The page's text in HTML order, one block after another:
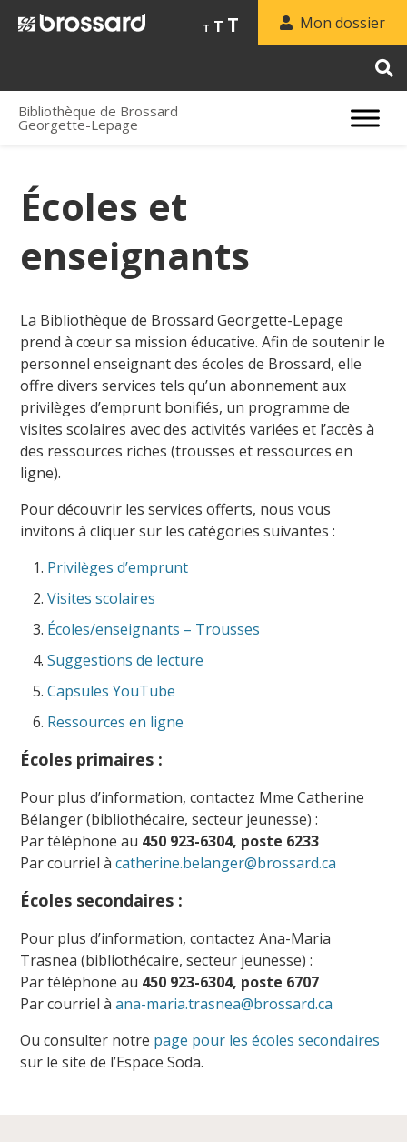
Mon dossier
T
Decrease
font
T Reset
font
T Increase
font
Bibliothèque de Brossard
Georgette-Lepage
Écoles et
enseignants
La Bibliothèque de Brossard Georgette-Lepage
prend à cœur sa mission éducative. Afin de soutenir le
personnel enseignant des écoles de Brossard, elle
offre divers services tels qu’un abonnement aux
privilèges d’emprunt bonifiés, un programme de
visites scolaires avec des activités variées et l’accès à
des ressources riches (trousses et ressources en
ligne).
Pour découvrir les services offerts, nous vous
invitons à cliquer sur les catégories suivantes :
Privilèges d’emprunt
Visites scolaires
Écoles/enseignants – Trousses
Suggestions de lecture
Capsules YouTube
Ressources en ligne
Écoles primaires :
Pour plus d’information, contactez Mme Catherine
Bélanger (bibliothécaire, secteur jeunesse) :
Par téléphone au 450 923-6304, poste 6233
Par courriel àcatherine.belanger@brossard.ca
Écoles secondaires :
Pour plus d’information, contactez Ana-Maria
Trasnea (bibliothécaire, secteur jeunesse) :
Par téléphone au 450 923-6304, poste 6707
Par courriel àana-maria.trasnea@brossard.ca
Ou consulter notre page pour les écoles secondaires
sur le site de l’Espace Soda.